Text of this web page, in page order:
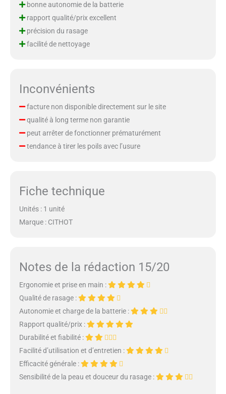
bonne autonomie de la batterie
rapport qualité/prix excellent
précision du rasage
facilité de nettoyage
Inconvénients
facture non disponible directement sur le site
qualité à long terme non garantie
peut arrêter de fonctionner prématurément
tendance à tirer les poils avec l’usure
Fiche technique
Unités : 1 unité
Marque : CITHOT
Notes de la rédaction 15/20
Ergonomie et prise en main :
Qualité de rasage :
Autonomie et charge de la batterie :
Rapport qualité/prix :
Durabilité et fiabilité :
Facilité d’utilisation et d’entretien :
Efficacité générale :
Sensibilité de la peau et douceur du rasage :